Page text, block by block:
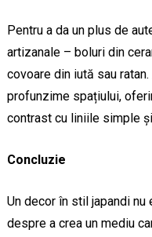
Pentru a da un plus de
artizanale – boluri din
covoare din iută sau
profunzime spațiului,
contrast cu liniile simple
Concluzie
Un decor în stil japandi
despre a crea un mediu